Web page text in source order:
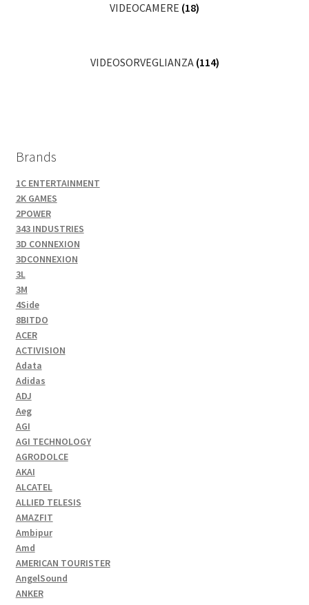
VIDEOCAMERE (18)
VIDEOSORVEGLIANZA (114)
Brands
1C ENTERTAINMENT
2K GAMES
2POWER
343 INDUSTRIES
3D CONNEXION
3DCONNEXION
3L
3M
4Side
8BITDO
ACER
ACTIVISION
Adata
Adidas
ADJ
Aeg
AGI
AGI TECHNOLOGY
AGRODOLCE
AKAI
ALCATEL
ALLIED TELESIS
AMAZFIT
Ambipur
Amd
AMERICAN TOURISTER
AngelSound
ANKER